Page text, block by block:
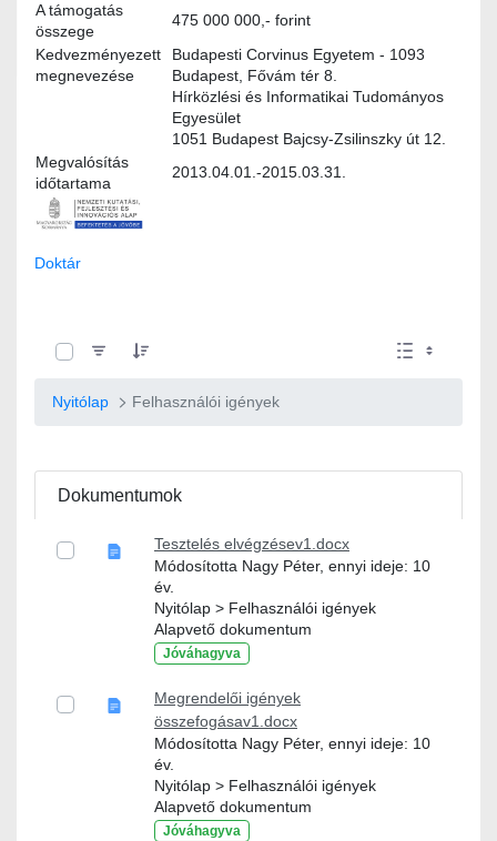
A támogatás
összege
475 000 000,- forint
Kedvezményezett
megnevezése
Budapesti Corvinus Egyetem - 1093
Budapest, Fővám tér 8.
Hírközlési és Informatikai Tudományos
Egyesület
1051 Budapest Bajcsy-Zsilinszky út 12.
Megvalósítás
időtartama
2013.04.01.-2015.03.31.
Doktár
Nyitólap Felhasználói igények
Dokumentumok
Tesztelés elvégzésev1.docx
Módosította Nagy Péter, ennyi ideje: 10
év.
Nyitólap > Felhasználói igények
Alapvető dokumentum
Jóváhagyva
Megrendelői igények
összefogásav1.docx
Módosította Nagy Péter, ennyi ideje: 10
év.
Nyitólap > Felhasználói igények
Alapvető dokumentum
Jóváhagyva